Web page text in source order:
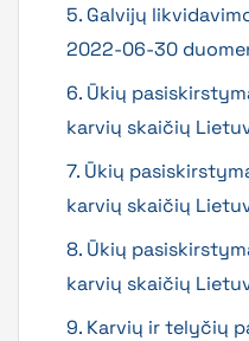
5. Galvijų
2022-06-30
6. Ūkių
karvių skaičių
7. Ūkių
karvių skaičių
8. Ūkių
karvių skaičių
9. Karvių ir telyčių